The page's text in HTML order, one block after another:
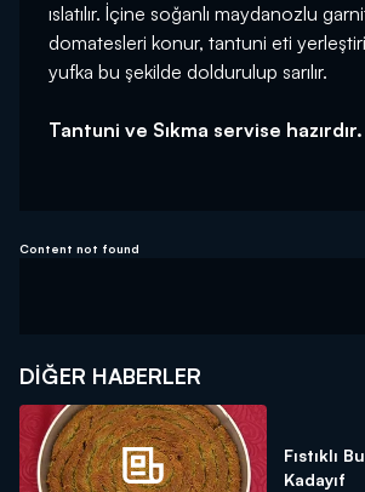
ıslatılır. İçine soğanlı maydanozlu
domatesleri konur, tantuni eti
yufka bu şekilde doldurulup sarılır.
Tantuni ve Sıkma servise hazırdır.
Content not found
DIĞER HABERLER
Fıstıklı
Kadayıf